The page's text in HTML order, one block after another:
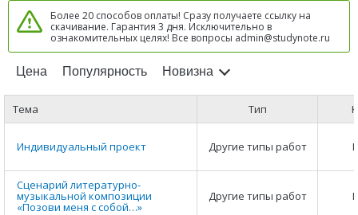
Более 20 способов оплаты! Сразу получаете ссылку на
скачивание. Гарантия 3 дня. Исключительно в
ознакомительных целях! Все вопросы admin@studynote.ru
Цена Популярность Новизна
Тема Тип
Индивидуальный проект Другие типы работ
Сценарий литературно-
музыкальной композиции
«Позови меня с собой…»
Другие типы работ